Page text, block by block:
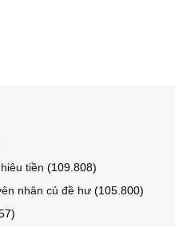
tiền (109.808)
nhân củ đề hư (105.800)